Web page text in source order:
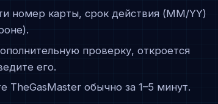
номер карты, срок действия (MM/YY)
проверку, откроется
его.
TheGasMaster обычно за 1–5 минут.